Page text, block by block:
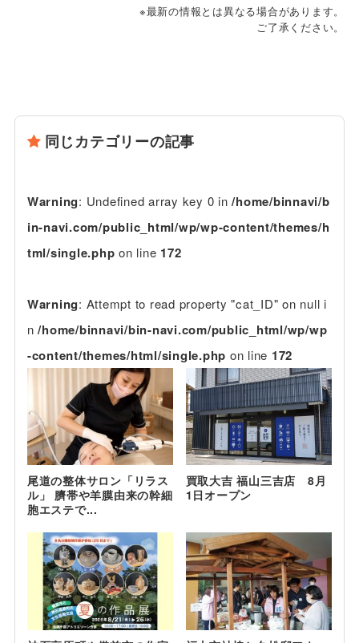
※最新の情報とは異なる場合があります。
ご了承ください。
同じカテゴリーの記事
Warning: Undefined array key 0 in/home/binnavi/b
in-navi.com/public_html/wp/wp-content/themes/h
tml/single.php on line 172
Warning: Attempt to read property "cat_ID" on null i
n/home/binnavi/bin-navi.com/public_html/wp/wp
-content/themes/html/single.php on line 172
尾道の整体サロン「リラス
ル」 臍帯や羊膜由来の幹細
胞エステで...
買取大吉 福山三吉店 8月
1日オープン